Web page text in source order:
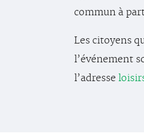
commun à
Les citoyens
l’événement
l’adresse